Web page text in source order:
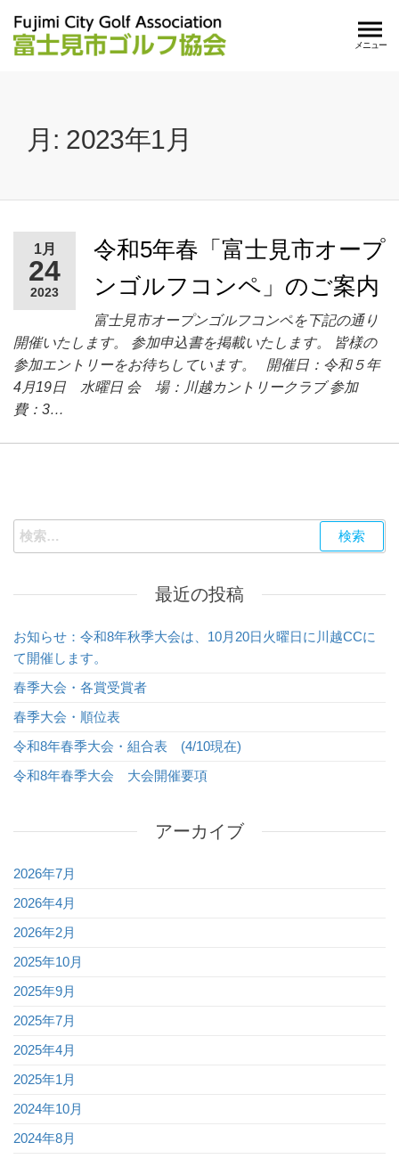
メニュー
月: 2023年1月
1月
24
2023
令和5年春「富士見市オープ
ンゴルフコンペ」のご案内
富士見市オープンゴルフコンペを下記の通り
開催いたします。 参加申込書を掲載いたします。 皆様の
参加エントリーをお待ちしています。 開催日：令和５年
4月19日 水曜日 会 場：川越カントリークラブ 参加
費：3…
検
索:
最近の投稿
お知らせ：令和8年秋季大会は、10月20日火曜日に川越CCに
て開催します。
春季大会・各賞受賞者
春季大会・順位表
令和8年春季大会・組合表 (4/10現在)
令和8年春季大会 大会開催要項
アーカイブ
2026年7月
2026年4月
2026年2月
2025年10月
2025年9月
2025年7月
2025年4月
2025年1月
2024年10月
2024年8月